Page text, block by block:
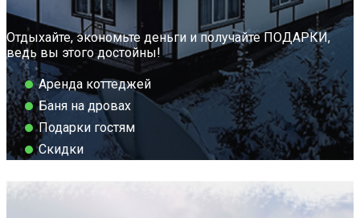
Отдыхайте, экономьте деньги и получайте ПОДАРКИ,
ведь вы этого достойны!
Аренда коттеджей
Баня на дровах
Подарки гостям
Скидки